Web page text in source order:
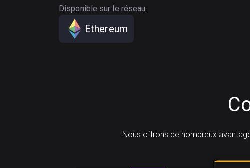
Disponible sur le réseau:
Ethereum
Nous offrons de nombreux